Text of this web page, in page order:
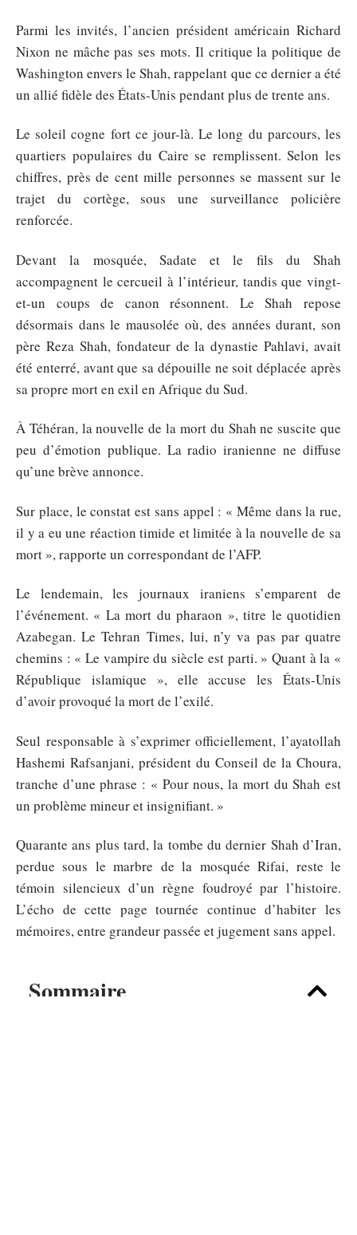
Sommaire
Parmi les invités, l’ancien président américain Richard
Nixon ne mâche pas ses mots. Il critique la politique de
Washington envers le Shah, rappelant que ce dernier a été
un allié fidèle des États-Unis pendant plus de trente ans.
Le soleil cogne fort ce jour-là. Le long du parcours, les
quartiers populaires du Caire se remplissent. Selon les
chiffres, près de cent mille personnes se massent sur le
trajet du cortège, sous une surveillance policière
renforcée.
Devant la mosquée, Sadate et le fils du Shah
accompagnent le cercueil à l’intérieur, tandis que vingt-
et-un coups de canon résonnent. Le Shah repose
désormais dans le mausolée où, des années durant, son
père Reza Shah, fondateur de la dynastie Pahlavi, avait
été enterré, avant que sa dépouille ne soit déplacée après
sa propre mort en exil en Afrique du Sud.
À Téhéran, la nouvelle de la mort du Shah ne suscite que
peu d’émotion publique. La radio iranienne ne diffuse
qu’une brève annonce.
Sur place, le constat est sans appel : « Même dans la rue,
il y a eu une réaction timide et limitée à la nouvelle de sa
mort », rapporte un correspondant de l’AFP.
Le lendemain, les journaux iraniens s’emparent de
l’événement. « La mort du pharaon », titre le quotidien
Azabegan. Le Tehran Times, lui, n’y va pas par quatre
chemins : « Le vampire du siècle est parti. » Quant à la «
République islamique », elle accuse les États-Unis
d’avoir provoqué la mort de l’exilé.
Seul responsable à s’exprimer officiellement, l’ayatollah
Hashemi Rafsanjani, président du Conseil de la Choura,
tranche d’une phrase : « Pour nous, la mort du Shah est
un problème mineur et insignifiant. »
Quarante ans plus tard, la tombe du dernier Shah d’Iran,
perdue sous le marbre de la mosquée Rifai, reste le
témoin silencieux d’un règne foudroyé par l’histoire.
L’écho de cette page tournée continue d’habiter les
mémoires, entre grandeur passée et jugement sans appel.